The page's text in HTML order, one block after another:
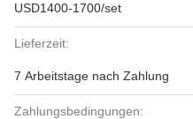
USD1400-1700/set
Lieferzeit:
7 Arbeitstage nach Zahlung
Zahlungsbedingungen: